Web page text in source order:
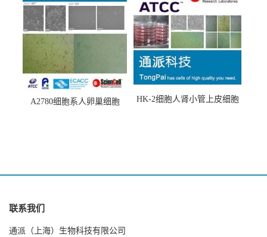
A2780细胞系人卵巢细胞
HK-2细胞人肾小管上皮细胞
联系我们
通派（上海）生物科技有限公司